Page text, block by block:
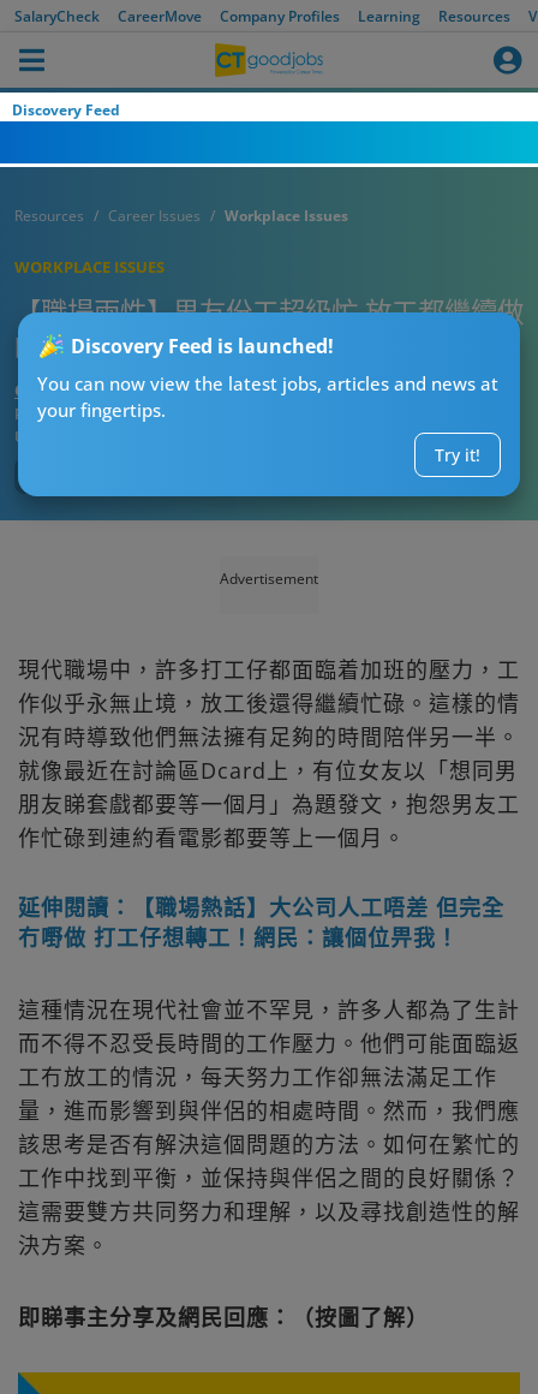
SalaryCheck CareerMove Company Profiles Learning Resources
Discovery Feed
Discovery Feed is launched!
You can now view the latest jobs, articles and news at
your fingertips.
Try it!
Resources Career Issues Workplace Issues
WORKPLACE ISSUES
【職場兩性】男友份工超級忙 放工都繼續做
嘢 女友：約佢睇戲要等一個月…
CTgoodjobs’ Editor
Published:2025-01-15
Updated:
Advertisement
現代職場中，許多打工仔都面臨着加班的壓力，工
作似乎永無止境，放工後還得繼續忙碌。這樣的情
況有時導致他們無法擁有足夠的時間陪伴另一半。
就像最近在討論區Dcard上，有位女友以「想同男
朋友睇套戲都要等一個月」為題發文，抱怨男友工
作忙碌到連約看電影都要等上一個月。
延伸閱讀：【職場熱話】大公司人工唔差 但完全
冇嘢做 打工仔想轉工！網民：讓個位畀我！
這種情況在現代社會並不罕見，許多人都為了生計
而不得不忍受長時間的工作壓力。他們可能面臨返
工冇放工的情況，每天努力工作卻無法滿足工作
量，進而影響到與伴侶的相處時間。然而，我們應
該思考是否有解決這個問題的方法。如何在繁忙的
工作中找到平衡，並保持與伴侶之間的良好關係？
這需要雙方共同努力和理解，以及尋找創造性的解
決方案。
即睇事主分享及網民回應：（按圖了解）